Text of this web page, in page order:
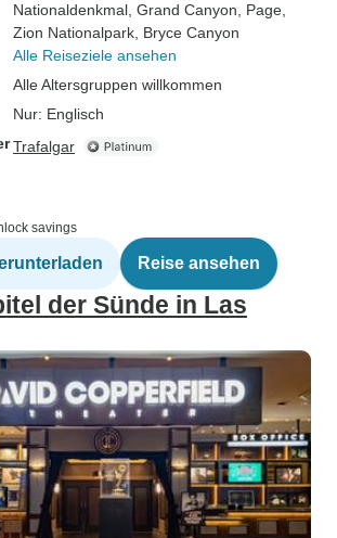
Nationaldenkmal , Grand Canyon , Page
Zion Nationalpark , Bryce Canyon
Alle Reiseziele ansehen
Alle Altersgruppen willkommen
Nur: Englisch
Trafalgar
savings
Reise ansehen
der Sünde in Las